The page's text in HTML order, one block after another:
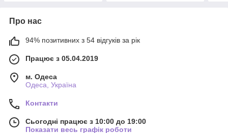
Про нас
94% позитивних з 54 відгуків за рік
Працює з 05.04.2019
м. Одеса
Одеса, Україна
Контакти
Сьогодні працює з 10:00 до 19:00
Показати весь графік роботи